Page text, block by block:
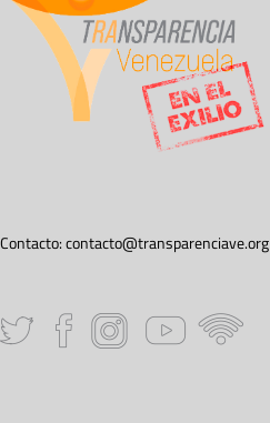
Contacto:contacto@transparenciave.org